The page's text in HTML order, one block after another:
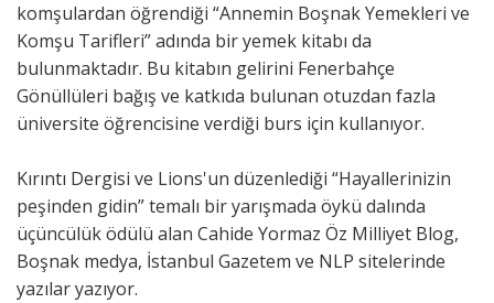
komşulardan öğrendiği “Annemin Boşnak Yemekleri ve
Komşu Tarifleri” adında bir yemek kitabı da
bulunmaktadır. Bu kitabın gelirini Fenerbahçe
Gönüllüleri bağış ve katkıda bulunan otuzdan fazla
üniversite öğrencisine verdiği burs için kullanıyor.
Kırıntı Dergisi ve Lions'un düzenlediği “Hayallerinizin
peşinden gidin” temalı bir yarışmada öykü dalında
üçüncülük ödülü alan Cahide Yormaz Öz Milliyet Blog,
Boşnak medya, İstanbul Gazetem ve NLP sitelerinde
yazılar yazıyor.